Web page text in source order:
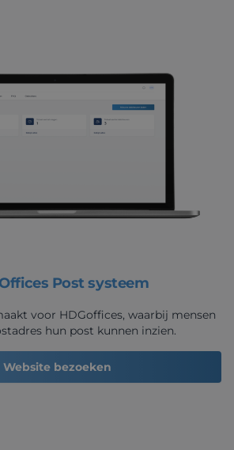
Post systeem
voor HDGoffices, waarbij mensen
hun post kunnen inzien.
Website bezoeken